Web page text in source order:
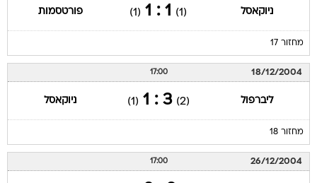
ניוקאסל (1)
1 : 1
(1) פורטסמות
מחזור 17
18/12/2004
17:00
ליברפול (2)
3 : 1
(1) ניוקאסל
מחזור 18
26/12/2004
17:00